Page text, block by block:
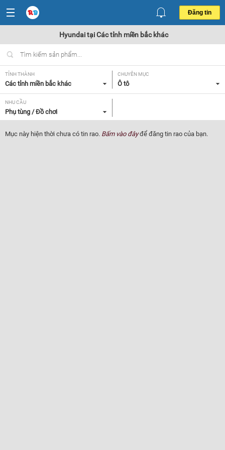
Đăng tin
Hyundai tại Các tỉnh miền bắc khác
TỈNH THÀNH
Các tỉnh miền bắc khác
CHUYÊN MỤC
Ô tô
NHU CẦU
Phụ tùng / Đồ chơi
Mục này hiện thời chưa có tin rao. Bấm vào đâyđể đăng tin rao của bạn.